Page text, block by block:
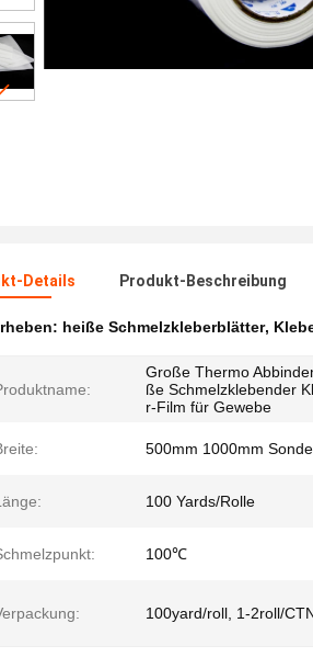
Details Produkt-Beschreibung
heiße Schmelzkleberblätter,
Große Thermo
ße Schmelzklebender
r-Film für Gewebe
500mm 1000mm
100 Yards/Rolle
100℃
100yard/roll, 1-2roll/